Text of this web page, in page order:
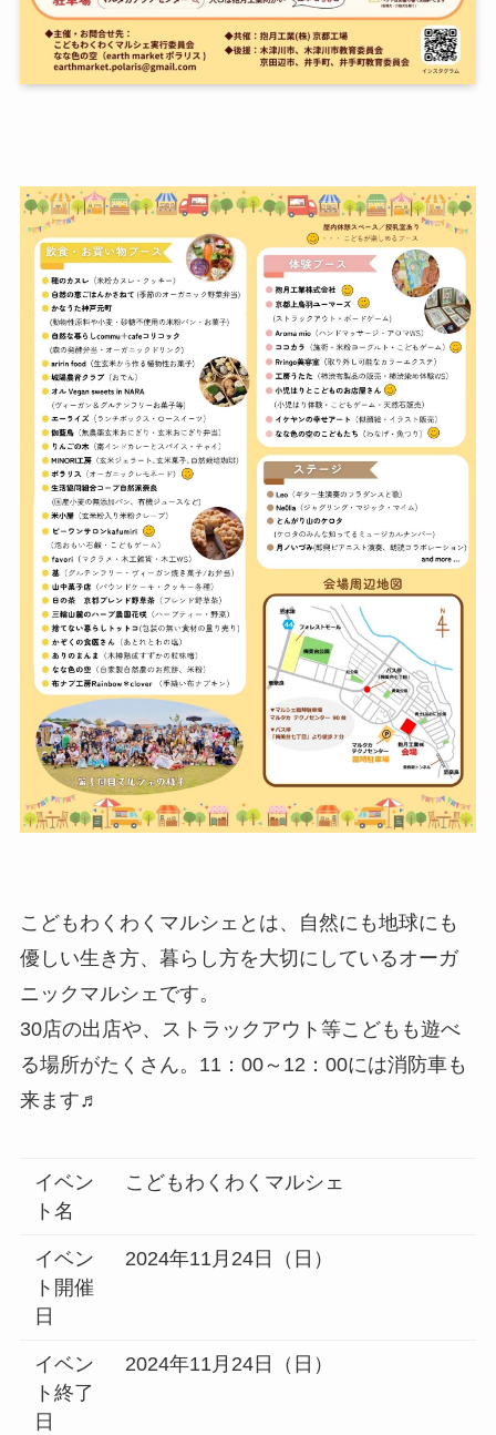
こどもわくわくマルシェとは、自然にも地球にも
優しい生き方、暮らし方を大切にしているオーガ
ニックマルシェです。
30店の出店や、ストラックアウト等こどもも遊べ
る場所がたくさん。11：00～12：00には消防車も
来ます♬
イベン
ト名
こどもわくわくマルシェ
イベン
ト開催
日
2024年11月24日（日）
イベン
ト終了
日
2024年11月24日（日）